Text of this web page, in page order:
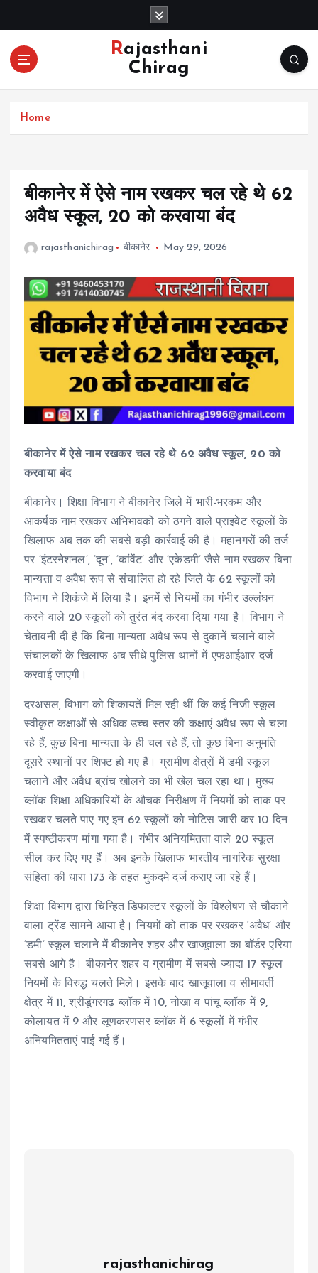
o
Rajasthani
Chirag
Home
बीकानेर में ऐसे नाम रखकर चल रहे थे 62
अवैध स्कूल, 20 को करवाया बंद
rajasthanichirag बीकानेर May 29, 2026
बीकानेर में ऐसे नाम रखकर चल रहे थे 62 अवैध स्कूल, 20 को
करवाया बंद
बीकानेर। शिक्षा विभाग ने बीकानेर जिले में भारी-भरकम और
आकर्षक नाम रखकर अभिभावकों को ठगने वाले प्राइवेट स्कूलों के
खिलाफ अब तक की सबसे बड़ी कार्रवाई की है। महानगरों की तर्ज
पर ‘इंटरनेशनल’, ‘दून’, ‘कांवेंट’ और ‘एकेडमी’ जैसे नाम रखकर बिना
मान्यता व अवैध रूप से संचालित हो रहे जिले के 62 स्कूलों को
विभाग ने शिकंजे में लिया है। इनमें से नियमों का गंभीर उल्लंघन
करने वाले 20 स्कूलों को तुरंत बंद करवा दिया गया है। विभाग ने
चेतावनी दी है कि बिना मान्यता अवैध रूप से दुकानें चलाने वाले
संचालकों के खिलाफ अब सीधे पुलिस थानों में एफआईआर दर्ज
करवाई जाएगी।
दरअसल, विभाग को शिकायतें मिल रही थीं कि कई निजी स्कूल
स्वीकृत कक्षाओं से अधिक उच्च स्तर की कक्षाएं अवैध रूप से चला
रहे हैं, कुछ बिना मान्यता के ही चल रहे हैं, तो कुछ बिना अनुमति
दूसरे स्थानों पर शिफ्ट हो गए हैं। ग्रामीण क्षेत्रों में डमी स्कूल
चलाने और अवैध ब्रांच खोलने का भी खेल चल रहा था। मुख्य
ब्लॉक शिक्षा अधिकारियों के औचक निरीक्षण में नियमों को ताक पर
रखकर चलते पाए गए इन 62 स्कूलों को नोटिस जारी कर 10 दिन
में स्पष्टीकरण मांगा गया है। गंभीर अनियमितता वाले 20 स्कूल
सील कर दिए गए हैं। अब इनके खिलाफ भारतीय नागरिक सुरक्षा
संहिता की धारा 173 के तहत मुकदमे दर्ज कराए जा रहे हैं।
शिक्षा विभाग द्वारा चिन्हित डिफाल्टर स्कूलों के विश्लेषण से चौकाने
वाला ट्रेंड सामने आया है। नियमों को ताक पर रखकर ‘अवैध’ और
‘डमी’ स्कूल चलाने में बीकानेर शहर और खाजूवाला का बॉर्डर एरिया
सबसे आगे है। बीकानेर शहर व ग्रामीण में सबसे ज्यादा 17 स्कूल
नियमों के विरुद्ध चलते मिले। इसके बाद खाजूवाला व सीमावर्ती
क्षेत्र में 11, श्रीडूंगरगढ़ ब्लॉक में 10, नोखा व पांचू ब्लॉक में 9,
कोलायत में 9 और लूणकरणसर ब्लॉक में 6 स्कूलों में गंभीर
अनियमितताएं पाई गई हैं।
rajasthanichirag